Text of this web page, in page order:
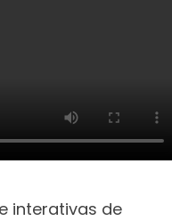
interativas de